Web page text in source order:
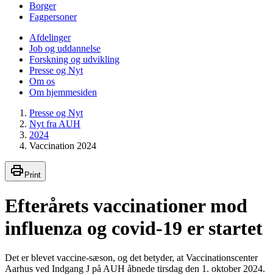
Borger
Fagpersoner
Afdelinger
Job og uddannelse
Forskning og udvikling
Presse og Nyt
Om os
Om hjemmesiden
Presse og Nyt
Nyt fra AUH
2024
Vaccination 2024
Print
Efterårets vaccinationer mod
influenza og covid-19 er startet
Det er blevet vaccine-sæson, og det betyder, at Vaccinationscenter
Aarhus ved Indgang J på AUH åbnede tirsdag den 1. oktober 2024.